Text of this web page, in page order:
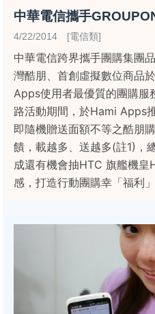
中華電信攜手
4/22/2014 [電信類]
中華電信跨界攜手團購集團
灣酷朋、首創虛擬數位商品
Apps使用者最優質的團購
路活動期間，於Hami Apps
即隨機贈送面額不等之酷朋
饋，載越多、送越多(註1)，
成還有機會抽HTC 旗艦機
感，打造行動團購幸「福利」